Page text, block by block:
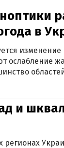
в
изменение
ослабление
и